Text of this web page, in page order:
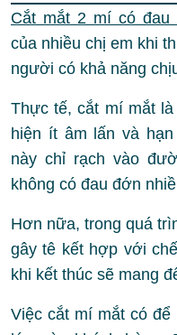
Cắt mắt 2 mí có đau
của nhiều chị em khi
người có khả năng
Thực tế, cắt mí mắt
hiện ít âm lấn và
này chỉ rạch vào
không có đau đớn
Hơn nữa, trong quá
gây tê kết hợp với
khi kết thúc sẽ mang
Việc cắt mí mắt có để